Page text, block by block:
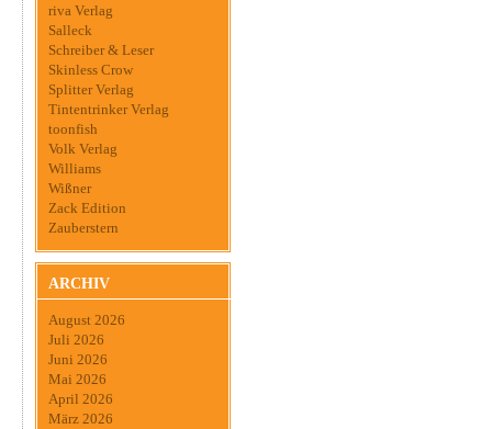
riva Verlag
Salleck
Schreiber & Leser
Skinless Crow
Splitter Verlag
Tintentrinker Verlag
toonfish
Volk Verlag
Williams
Wißner
Zack Edition
Zauberstern
ARCHIV
August 2026
Juli 2026
Juni 2026
Mai 2026
April 2026
März 2026